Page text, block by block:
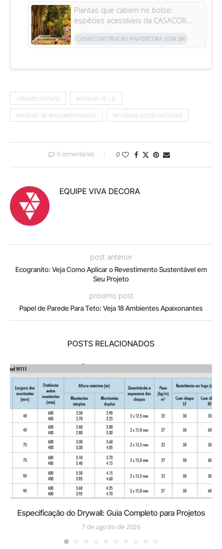
Plantas que cabem no bolso:
espécies acessíveis da CASACOR
CASAECONSTRUCAO.VIVADECORA.COM.BR
ÁRVORES NATIVAS MADEIRA DE LEI
MADEIRA DE REFLORESTAMENTO MATERIAIS BIODEGRADÁVEIS
0 comentários 0
EQUIPE VIVA DECORA
post anterior
Ecogranito: Veja Como Aplicar o Revestimento Sustentável em
Seu Projeto
próximo post
Papel de Parede Para Teto: Veja 18 Ambientes Apaixonantes
POSTS RELACIONADOS
Especificação do Drywall: Guia Completo para Projetos
7 de agosto de 2026